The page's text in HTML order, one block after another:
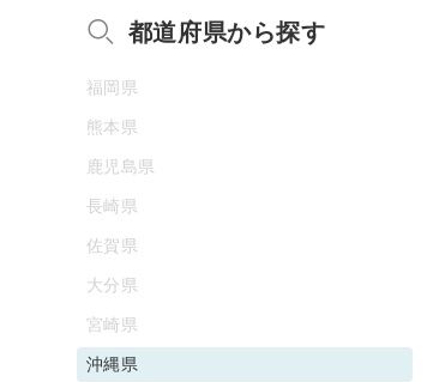
都道府県から探す
福岡県
熊本県
鹿児島県
長崎県
佐賀県
大分県
宮崎県
沖縄県